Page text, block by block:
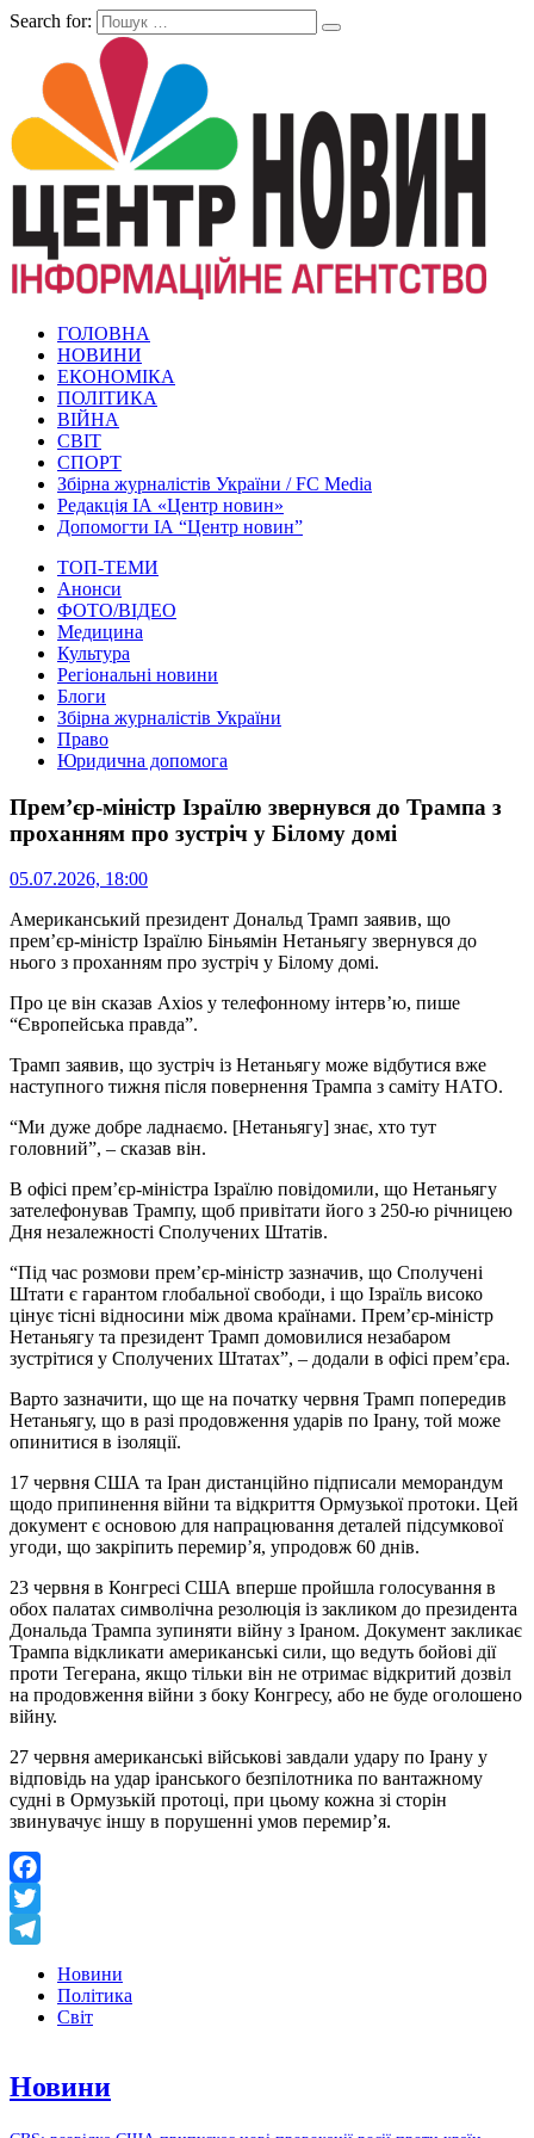
Search for:
ГОЛОВНА
НОВИНИ
ЕКОНОМІКА
ПОЛІТИКА
ВІЙНА
СВІТ
СПОРТ
Збірна журналістів України / FC Media
Редакція ІА «Центр новин»
Допомогти ІА “Центр новин”
ТОП-ТЕМИ
Анонси
ФОТО/ВІДЕО
Медицина
Культура
Регіональні новини
Блоги
Збірна журналістів України
Право
Юридична допомога
Прем’єр-міністр Ізраїлю звернувся до Трампа з
проханням про зустріч у Білому домі
05.07.2026, 18:00
Американський президент Дональд Трамп заявив, що
прем’єр-міністр Ізраїлю Біньямін Нетаньягу звернувся до
нього з проханням про зустріч у Білому домі.
Про це він сказав Axios у телефонному інтерв’ю, пише
“Європейська правда”.
Трамп заявив, що зустріч із Нетаньягу може відбутися вже
наступного тижня після повернення Трампа з саміту НАТО.
“Ми дуже добре ладнаємо. [Нетаньягу] знає, хто тут
головний”, – сказав він.
В офісі прем’єр-міністра Ізраїлю повідомили, що Нетаньягу
зателефонував Трампу, щоб привітати його з 250-ю річницею
Дня незалежності Сполучених Штатів.
“Під час розмови прем’єр-міністр зазначив, що Сполучені
Штати є гарантом глобальної свободи, і що Ізраїль високо
цінує тісні відносини між двома країнами. Прем’єр-міністр
Нетаньягу та президент Трамп домовилися незабаром
зустрітися у Сполучених Штатах”, – додали в офісі прем’єра.
Варто зазначити, що ще на початку червня Трамп попередив
Нетаньягу, що в разі продовження ударів по Ірану, той може
опинитися в ізоляції.
17 червня США та Іран дистанційно підписали меморандум
щодо припинення війни та відкриття Ормузької протоки. Цей
документ є основою для напрацювання деталей підсумкової
угоди, що закріпить перемир’я, упродовж 60 днів.
23 червня в Конгресі США вперше пройшла голосування в
обох палатах символічна резолюція із закликом до президента
Дональда Трампа зупиняти війну з Іраном. Документ закликає
Трампа відкликати американські сили, що ведуть бойові дії
проти Тегерана, якщо тільки він не отримає відкритий дозвіл
на продовження війни з боку Конгресу, або не буде оголошено
війну.
27 червня американські військові завдали удару по Ірану у
відповідь на удар іранського безпілотника по вантажному
судні в Ормузькій протоці, при цьому кожна зі сторін
звинувачує іншу в порушенні умов перемир’я.
Facebook
Twitter
Новини
Політика
Світ
Новини